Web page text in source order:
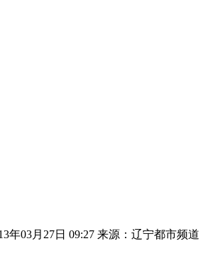
年03月27日 09:27 来源：辽宁都市频道